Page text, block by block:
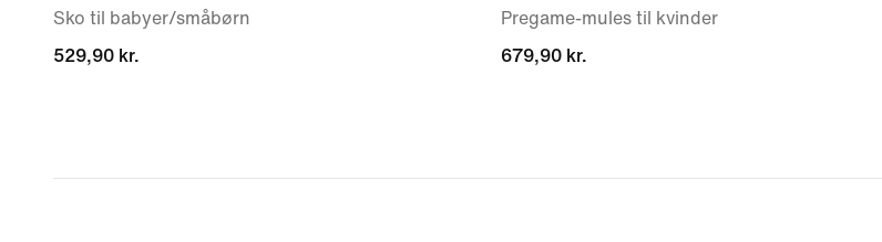
Sko til babyer/småbørn
529,90 kr.
529,90 kr.
Pregame-mules til kvinder
679,90 kr.
679,90 kr.